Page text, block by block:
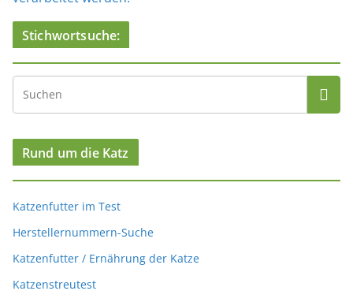
Stichwortsuche:
Rund um die Katz
Katzenfutter im Test
Herstellernummern-Suche
Katzenfutter / Ernährung der Katze
Katzenstreutest